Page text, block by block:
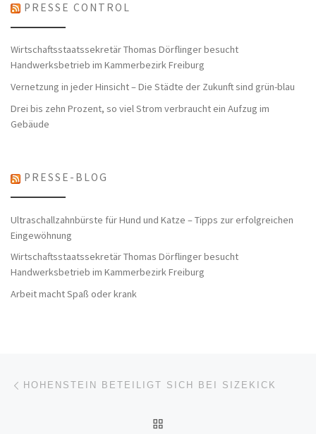
PRESSE CONTROL
Wirtschaftsstaatssekretär Thomas Dörflinger besucht
Handwerksbetrieb im Kammerbezirk Freiburg
Vernetzung in jeder Hinsicht – Die Städte der Zukunft sind grün-blau
Drei bis zehn Prozent, so viel Strom verbraucht ein Aufzug im
Gebäude
PRESSE-BLOG
Ultraschallzahnbürste für Hund und Katze – Tipps zur erfolgreichen
Eingewöhnung
Wirtschaftsstaatssekretär Thomas Dörflinger besucht
Handwerksbetrieb im Kammerbezirk Freiburg
Arbeit macht Spaß oder krank
Beitragsnavigation
HOHENSTEIN BETEILIGT SICH BEI SIZEKICK